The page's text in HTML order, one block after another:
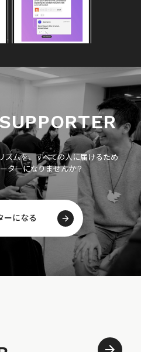
ズムを、すべての人に届けるため
ターになりませんか？
ーになる